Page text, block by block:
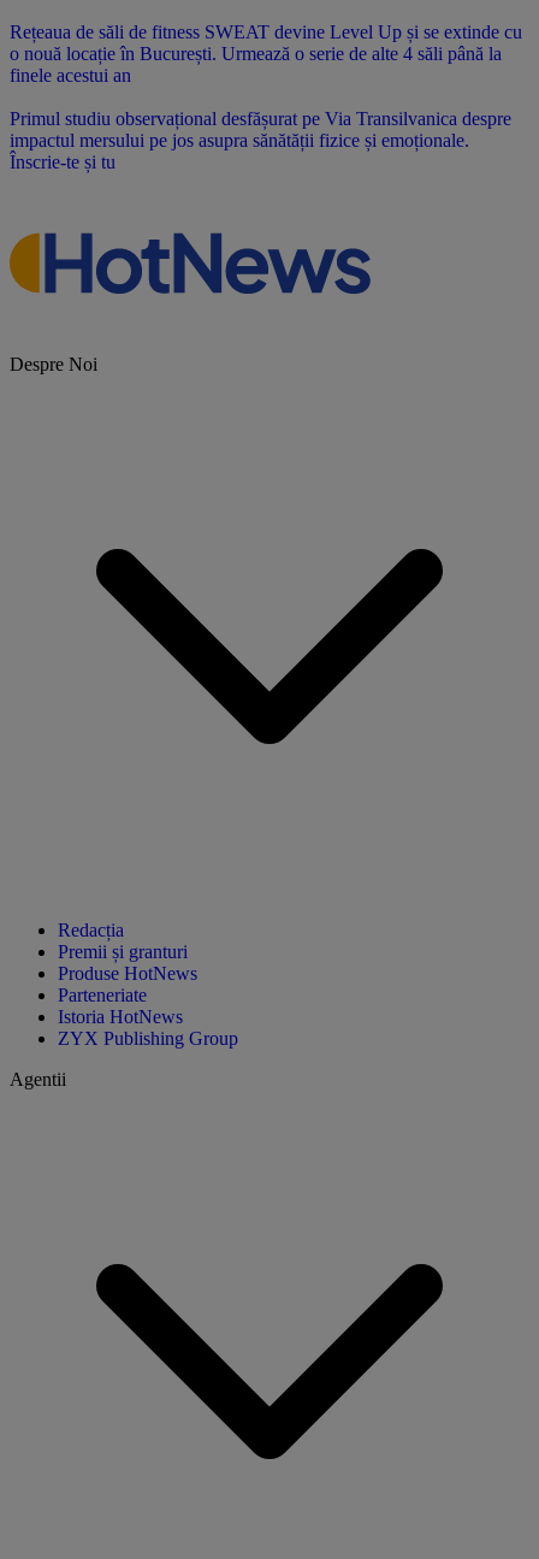
Rețeaua de săli de fitness SWEAT devine Level Up și se extinde cu
o nouă locație în București. Urmează o serie de alte 4 săli până la
finele acestui an
Primul studiu observațional desfășurat pe Via Transilvanica despre
impactul mersului pe jos asupra sănătății fizice și emoționale.
Înscrie-te și tu
Despre Noi
Redacția
Premii și granturi
Produse HotNews
Parteneriate
Istoria HotNews
ZYX Publishing Group
Agentii